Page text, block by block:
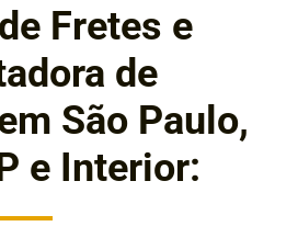
Fretes e
de
São Paulo,
e Interior: